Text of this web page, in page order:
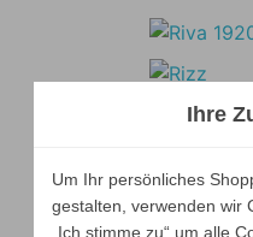
Ihre
Um Ihr persönliches
gestalten, verwenden wir
„Ich stimme zu“ um alle